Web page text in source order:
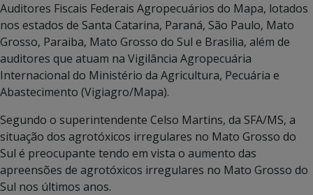
Auditores Fiscais Federais Agropecuários do Mapa, lotados
nos estados de Santa Catarina, Paraná, São Paulo, Mato
Grosso, Paraiba, Mato Grosso do Sul e Brasilia, além de
auditores que atuam na Vigilância Agropecuária
Internacional do Ministério da Agricultura, Pecuária e
Abastecimento (Vigiagro/Mapa).
Segundo o superintendente Celso Martins, da SFA/MS, a
situação dos agrotóxicos irregulares no Mato Grosso do
Sul é preocupante tendo em vista o aumento das
apreensões de agrotóxicos irregulares no Mato Grosso do
Sul nos últimos anos.